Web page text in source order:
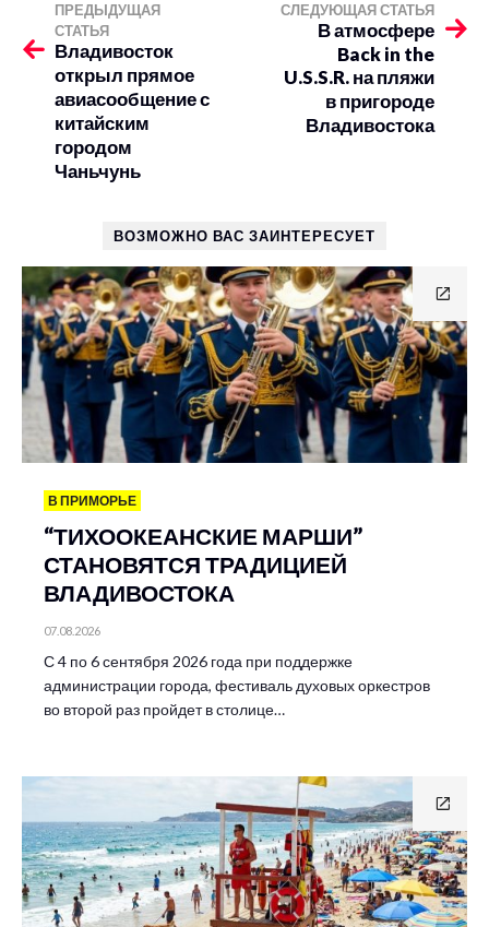
ПРЕДЫДУЩАЯ
СТАТЬЯ
Владивосток
открыл прямое
авиасообщение с
китайским
городом
Чаньчунь
СЛЕДУЮЩАЯ СТАТЬЯ
В атмосфере
Back in the
U.S.S.R. на пляжи
в пригороде
Владивостока
ВОЗМОЖНО ВАС ЗАИНТЕРЕСУЕТ
В ПРИМОРЬЕ
“ТИХООКЕАНСКИЕ МАРШИ”
СТАНОВЯТСЯ ТРАДИЦИЕЙ
ВЛАДИВОСТОКА
07.08.2026
С 4 по 6 сентября 2026 года при поддержке
администрации города, фестиваль духовых оркестров
во второй раз пройдет в столице…